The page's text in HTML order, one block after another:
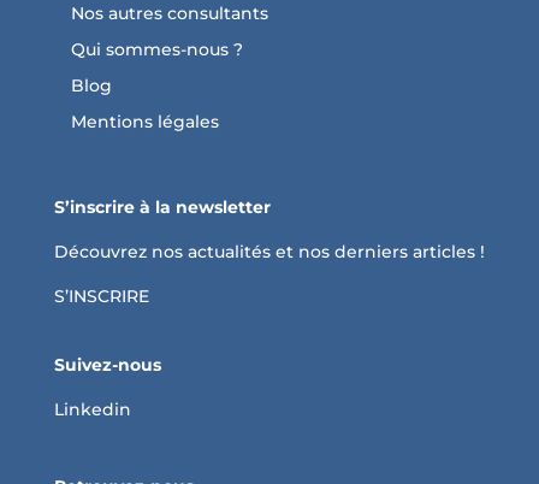
Nos autres consultants
Qui sommes-nous ?
Blog
Mentions légales
S’inscrire à la newsletter
Découvrez nos actualités et nos derniers articles !
S’INSCRIRE
Suivez-nous
Linkedin